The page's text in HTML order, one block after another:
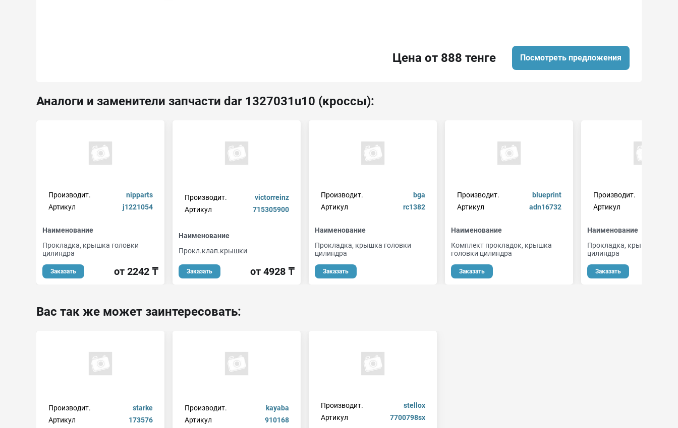
Цена от 888 тенге Посмотреть предложения
Аналоги и заменители запчасти dar 1327031u10 (кроссы):
Производит.
nipparts
Артикул
j1221054
Наименование
Прокладка, крышка головки
цилиндра
Заказать от 2242 ₸
Производит.
victorreinz
Артикул
715305900
Наименование
Прокл.клап.крышки
Заказать от 4928 ₸
Производит.
bga
Артикул
rc1382
Наименование
Прокладка, крышка головки
цилиндра
Заказать
Производит.
blueprint
Артикул
adn16732
Наименование
Комплект прокладок, крышка
головки цилиндра
Заказать
Производит.
Артикул
Наименование
Прокладка, крышка
цилиндра
Заказать
Вас так же может заинтересовать:
Производит.
starke
Артикул
173576
Производит.
kayaba
Артикул
910168
Производит.
stellox
Артикул
7700798sx